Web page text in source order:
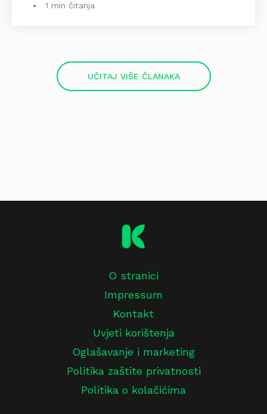
1 min čitanja
UČITAJ VIŠE ČLANAKA
O stranici
Impressum
Kontakt
Uvjeti korištenja
Oglašavanje i marketing
Politika zaštite privatnosti
Politika o kolačićima